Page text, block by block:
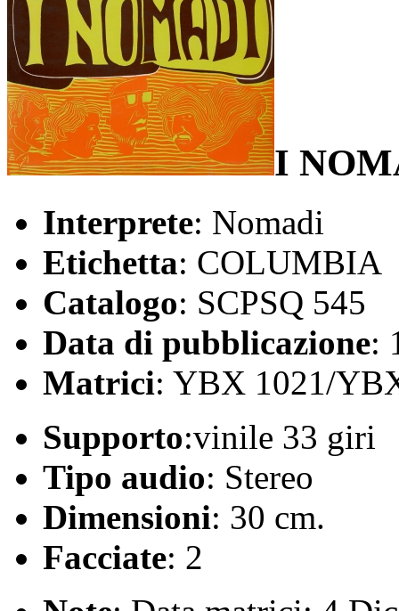
I
Interprete: Nomadi
Etichetta: COLUMBIA
Catalogo: SCPSQ 545
Data di pubblicazione:
Matrici: YBX 1021/
Supporto:vinile 33 giri
Tipo audio: Stereo
Dimensioni: 30 cm.
Facciate: 2